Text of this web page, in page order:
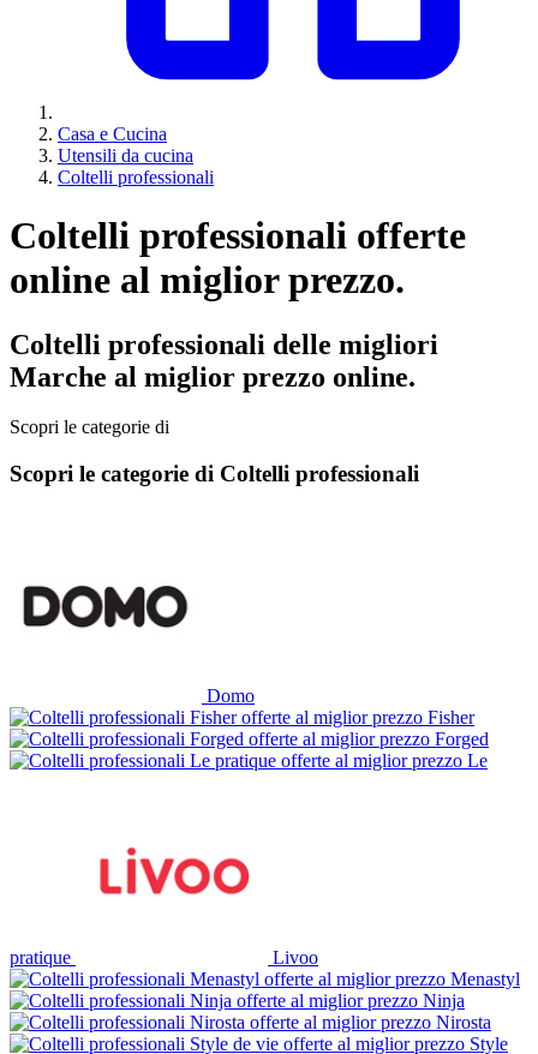
Casa e Cucina
Utensili da cucina
Coltelli professionali
Coltelli professionali offerte
online al miglior prezzo.
Coltelli professionali delle migliori
Marche al miglior prezzo online.
Scopri le categorie di
Scopri le categorie di Coltelli professionali
Domo
Fisher
Forged
Le
pratique
Livoo
Menastyl
Ninja
Nirosta
Style